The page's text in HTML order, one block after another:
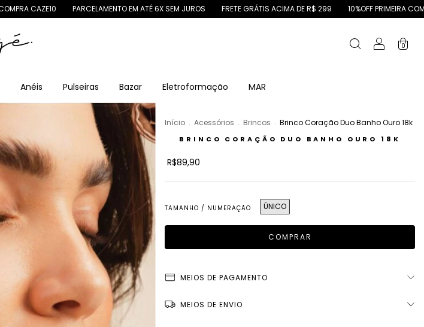
PARCELAMENTO EM ATÉ 6X SEM JUROS FRETE GRÁTIS ACIMA DE R$ 299 10%OFF PRIMEIRA COMPRA CAZE10
0
Anéis Pulseiras Bazar Eletroformação MAR
Início . Acessórios . Brincos . Brinco Coração Duo Banho Ouro 18k
BRINCO CORAÇÃO DUO BANHO OURO 18K
R$89,90
TAMANHO / NUMERAÇÃO ÚNICO
MEIOS DE PAGAMENTO
MEIOS DE ENVIO